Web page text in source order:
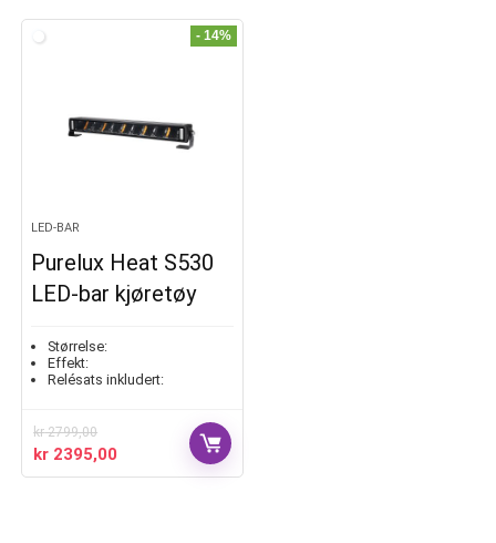
- 14%
LED-BAR
Purelux Heat S530
LED-bar kjøretøy
Størrelse:
Effekt:
Relésats inkludert:
kr2799,00
kr 2395,00